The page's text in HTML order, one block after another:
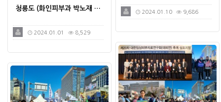
2024.01.10 9,686
청룡도 (화인피부과 박노재 …
2024.01.01 8,529